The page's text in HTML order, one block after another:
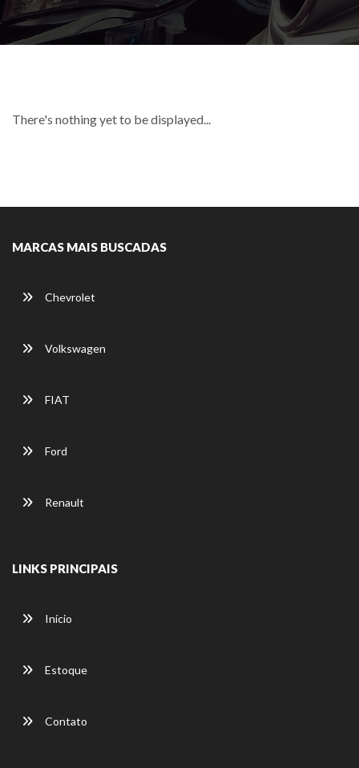
There's nothing yet to be displayed...
MARCAS MAIS BUSCADAS
Chevrolet
Volkswagen
FIAT
Ford
Renault
LINKS PRINCIPAIS
Início
Estoque
Contato